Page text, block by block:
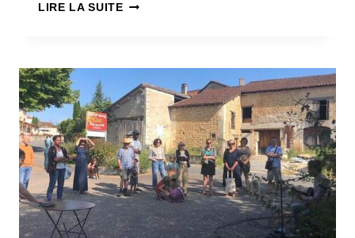
LIRE LA SUITEL’API’THEQUE